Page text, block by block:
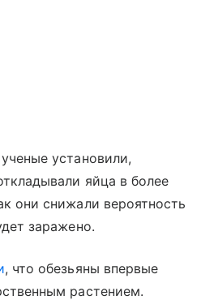
установили,
яйца в более
они снижали вероятность
заражено.
, что обезьяны впервые
растением.